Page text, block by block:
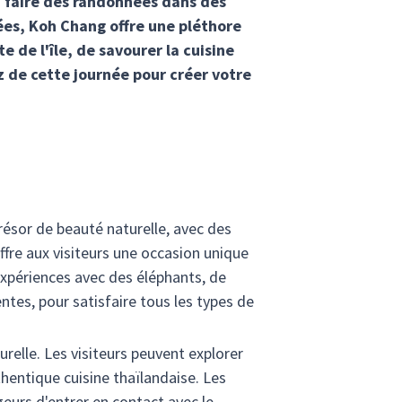
Koh Chang offre une pléthore
de l'île, de savourer la cuisine
cette journée pour créer votre
de beauté naturelle, avec des
aux visiteurs une occasion unique
avec des éléphants, de
pour satisfaire tous les types de
Les visiteurs peuvent explorer
cuisine thaïlandaise. Les